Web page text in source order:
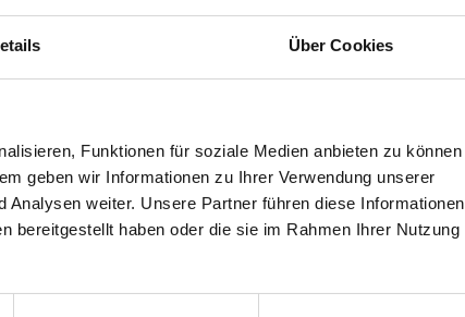
Über Cookies
Funktionen für soziale Medien anbieten zu können
geben wir Informationen zu Ihrer Verwendung unserer
weiter. Unsere Partner führen diese Informationen
bereitgestellt haben oder die sie im Rahmen Ihrer Nutzung